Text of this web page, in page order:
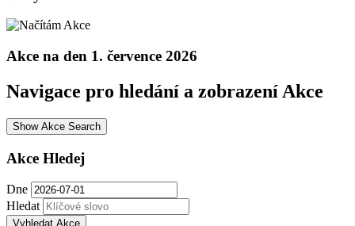
Akce na den 1. července 2026
Navigace pro hledání a zobrazení Akce
Show Akce Search
Akce Hledej
Dne
Hledat